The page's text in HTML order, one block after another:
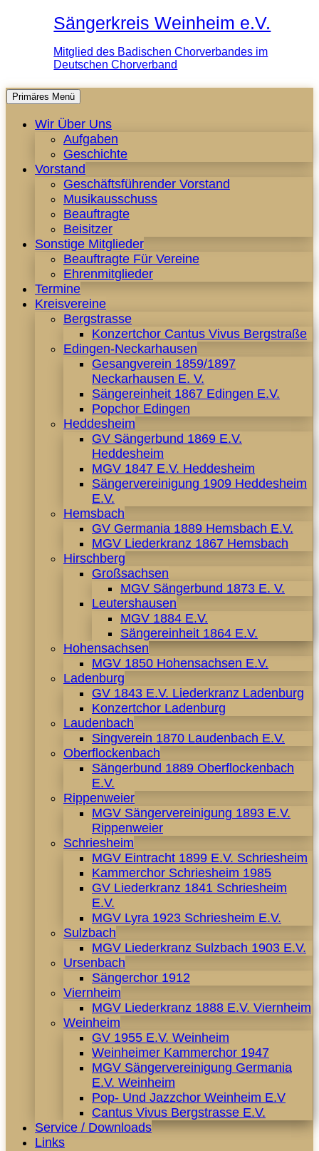
Sängerkreis Weinheim e.V.
Mitglied des Badischen Chorverbandes im
Deutschen Chorverband
Primäres Menü Zum
springen
Wir Über Uns
Aufgaben
Geschichte
Vorstand
Geschäftsführender Vorstand
Musikausschuss
Beauftragte
Beisitzer
Sonstige Mitglieder
Beauftragte Für Vereine
Ehrenmitglieder
Termine
Kreisvereine
Bergstrasse
Konzertchor Cantus Vivus Bergstraße
Edingen-Neckarhausen
Gesangverein 1859/1897
Neckarhausen E. V.
Sängereinheit 1867 Edingen E.V.
Popchor Edingen
Heddesheim
GV Sängerbund 1869 E.V.
Heddesheim
MGV 1847 E.V. Heddesheim
Sängervereinigung 1909 Heddesheim
E.V.
Hemsbach
GV Germania 1889 Hemsbach E.V.
MGV Liederkranz 1867 Hemsbach
Hirschberg
Großsachsen
MGV Sängerbund 1873 E. V.
Leutershausen
MGV 1884 E.V.
Sängereinheit 1864 E.V.
Hohensachsen
MGV 1850 Hohensachsen E.V.
Ladenburg
GV 1843 E.V. Liederkranz Ladenburg
Konzertchor Ladenburg
Laudenbach
Singverein 1870 Laudenbach E.V.
Oberflockenbach
Sängerbund 1889 Oberflockenbach
E.V.
Rippenweier
MGV Sängervereinigung 1893 E.V.
Rippenweier
Schriesheim
MGV Eintracht 1899 E.V. Schriesheim
Kammerchor Schriesheim 1985
GV Liederkranz 1841 Schriesheim
E.V.
MGV Lyra 1923 Schriesheim E.V.
Sulzbach
MGV Liederkranz Sulzbach 1903 E.V.
Ursenbach
Sängerchor 1912
Viernheim
MGV Liederkranz 1888 E.V. Viernheim
Weinheim
GV 1955 E.V. Weinheim
Weinheimer Kammerchor 1947
MGV Sängervereinigung Germania
E.V. Weinheim
Pop- Und Jazzchor Weinheim E.V
Cantus Vivus Bergstrasse E.V.
Service / Downloads
Links